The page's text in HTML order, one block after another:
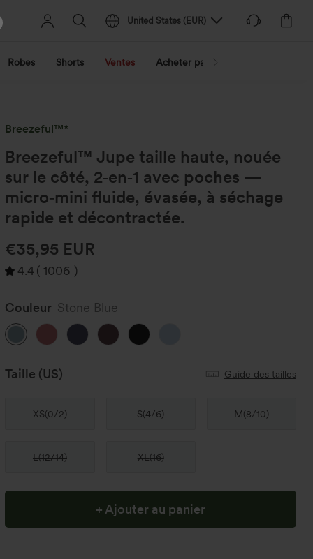
United States ( EUR)
Robes Shorts Ventes Acheter par activité
Breezeful™*
Breezeful™ Jupe taille haute, nouée
sur le côté, 2‑en‑1 avec poches —
micro‑mini fluide, évasée, à séchage
rapide et décontractée.
€35,95 EUR
4.4( 1006 )
Couleur Stone Blue
Taille (US) Guide des tailles
XS(0/2) S(4/6) M(8/10)
L(12/14) XL(16)
+ Ajouter au panier